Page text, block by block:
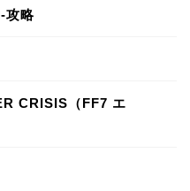
攻略
CRISIS（FF7 エ